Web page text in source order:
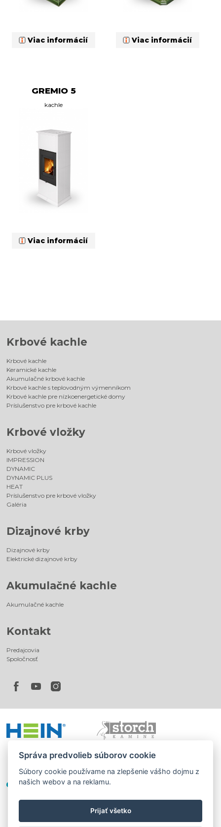
Viac informácií Viac informácií
GREMIO 5
kachle
Viac informácií
Krbové kachle
Krbové kachle
Keramické kachle
Akumulačné krbové kachle
Krbové kachle s teplovodným výmenníkom
Krbové kachle pre nízkoenergetické domy
Príslušenstvo pre krbové kachle
Krbové vložky
Krbové vložky
IMPRESSION
DYNAMIC
DYNAMIC PLUS
HEAT
Príslušenstvo pre krbové vložky
Galéria
Dizajnové krby
Dizajnové krby
Elektrické dizajnové krby
Akumulačné kachle
Akumulačné kachle
Kontakt
Predajcovia
Spoločnosť
Správa predvolieb súborov cookie
Súbory cookie používame na zlepšenie vášho dojmu z
našich webov a na reklamu.
Prijať všetko